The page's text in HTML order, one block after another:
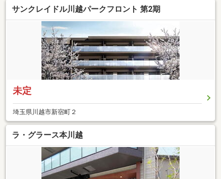
サンクレイドル川越パークフロント 第2期
未定
埼玉県川越市新宿町２
ラ・グラース本川越